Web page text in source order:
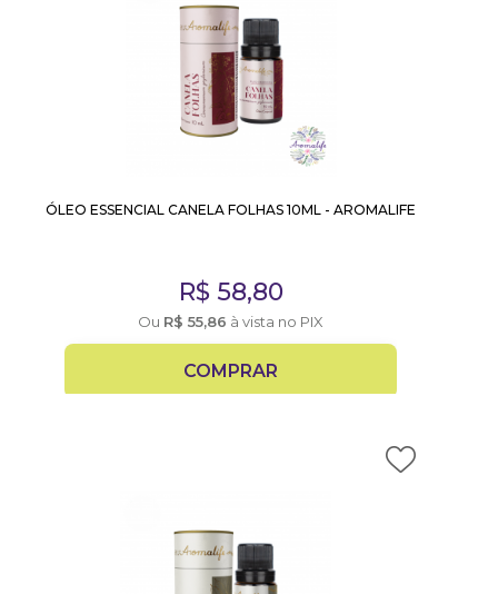
ÓLEO ESSENCIAL CANELA FOLHAS 10ML - AROMALIFE
R$ 58,80
Ou R$ 55,86 à vista no PIX
COMPRAR